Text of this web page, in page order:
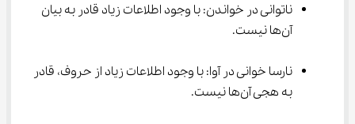
ناتوانی در خواندن: با وجود اطلاعات زیاد قادر به بیان
آن‌ها نیست.
نارسا خوانی در آوا: با وجود اطلاعات زیاد از حروف، قادر
به هجی آن‌ها نیست.